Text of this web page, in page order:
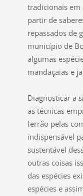
tradicionais em
partir de
repassados de
município de
algumas
mandaçaias e
Diagnosticar a
as técnicas
ferrão pelas
indispensável
sustentável
outras coisas
das espécies
espécies e